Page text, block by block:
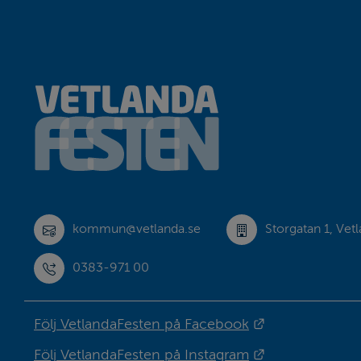
Sidfot
kommun@vetlanda.se
0383-971 00
Storgatan 1,
Följ VetlandaFesten på Facebook
Följ VetlandaFesten på Instagram